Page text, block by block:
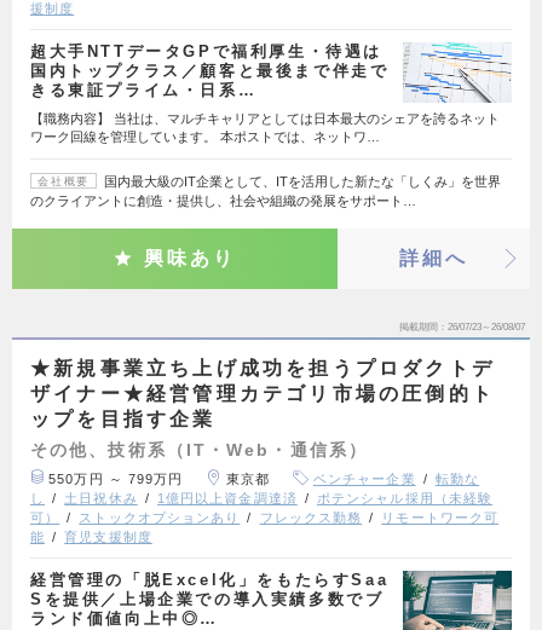
援制度
超大手NTTデータGPで福利厚生・待遇は
国内トップクラス／顧客と最後まで伴走で
きる東証プライム・日系…
【職務内容】 当社は、マルチキャリアとしては日本最大のシェアを誇るネット
ワーク回線を管理しています。 本ポストでは、ネットワ…
会社概要
国内最大級のIT企業として、ITを活用した新たな「しくみ」を世界
のクライアントに創造・提供し、社会や組織の発展をサポート…
興味あり 詳細へ
掲載期間 26/07/23～26/08/07
★新規事業立ち上げ成功を担うプロダクトデ
ザイナー★経営管理カテゴリ市場の圧倒的ト
ップを目指す企業
その他、技術系（IT・Web・通信系）
550万円 ～ 799万円 東京都 ベンチャー企業
転勤な
し
土日祝休み 1億円以上資金調達済
ポテンシャル採用（未経験
可）
ストックオプションあり フレックス勤務
リモートワーク可
能
育児支援制度
経営管理の「脱Excel化」をもたらすSaa
Sを提供／上場企業での導入実績多数でブ
ランド価値向上中◎…